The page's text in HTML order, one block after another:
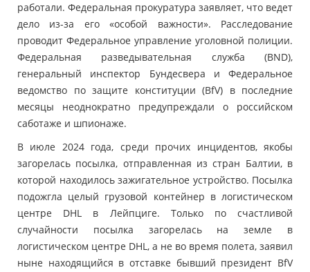
работали. Федеральная прокуратура заявляет, что ведет
дело из-за его «особой важности». Расследование
проводит Федеральное управление уголовной полиции.
Федеральная разведывательная служба (BND),
генеральный инспектор Бундесвера и Федеральное
ведомство по защите конституции (BfV) в последние
месяцы неоднократно предупреждали о российском
саботаже и шпионаже.
В июле 2024 года, среди прочих инцидентов, якобы
загорелась посылка, отправленная из стран Балтии, в
которой находилось зажигательное устройство. Посылка
подожгла целый грузовой контейнер в логистическом
центре DHL в Лейпциге. Только по счастливой
случайности посылка загорелась на земле в
логистическом центре DHL, а не во время полета, заявил
ныне находящийся в отставке бывший президент BfV